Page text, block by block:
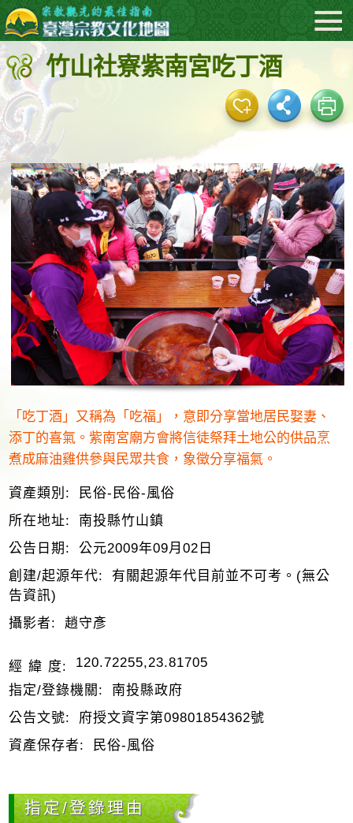
跳
到
主
要
內
容
區
塊
:::
竹山社寮紫南宮吃丁酒
「吃丁酒」又稱為「吃福」，意即分享當地居民娶妻、
添丁的喜氣。紫南宮廟方會將信徒祭拜土地公的供品烹
煮成麻油雞供參與民眾共食，象徵分享福氣。
資產類別:
民俗-民俗-風俗
所在地址:
南投縣竹山鎮
公告日期:
公元2009年09月02日
創建/起源年代:
有關起源年代目前並不可考。(無公
告資訊)
攝影者:
趙守彥
經 緯 度:
120.72255,23.81705
指定/登錄機關:
南投縣政府
公告文號:
府授文資字第09801854362號
資產保存者:
民俗-風俗
指定/登錄理由